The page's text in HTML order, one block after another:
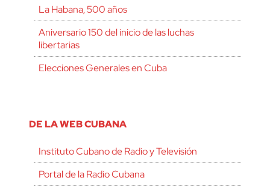
La Habana, 500 años
Aniversario 150 del inicio de las luchas
libertarias
Elecciones Generales en Cuba
DE LA WEB CUBANA
Instituto Cubano de Radio y Televisión
Portal de la Radio Cubana